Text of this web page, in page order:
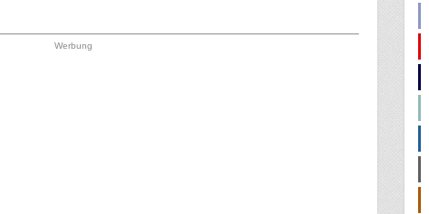
Werbung